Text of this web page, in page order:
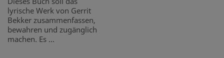
lyrische Werk von Gerrit
Bekker zusammenfassen,
bewahren und zugänglich
machen. Es ...